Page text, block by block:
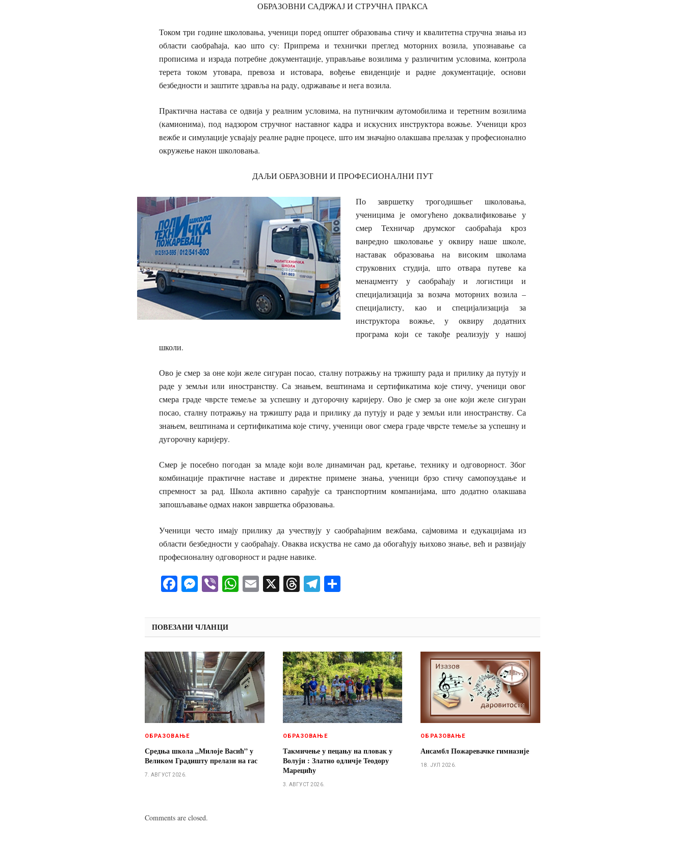
ОБРАЗОВНИ САДРЖАЈ И СТРУЧНА ПРАКСА
Током три године школовања, ученици поред општег образовања стичу и квалитетна стручна знања из
области саобраћаја, као што су: Припрема и технички преглед моторних возила, упознавање са
прописима и израда потребне документације, управљање возилима у различитим условима, контрола
терета током утовара, превоза и истовара, вођење евиденције и радне документације, основи
безбедности и заштите здравља на раду, одржавање и нега возила.
Практична настава се одвија у реалним условима, на путничким аутомобилима и теретним возилима
(камионима), под надзором стручног наставног кадра и искусних инструктора вожње. Ученици кроз
вежбе и симулације усвајају реалне радне процесе, што им значајно олакшава прелазак у професионално
окружење након школовања.
ДАЉИ ОБРАЗОВНИ И ПРОФЕСИОНАЛНИ ПУТ
По завршетку трогодишњег школовања,
ученицима је омогућено доквалификовање у
смер Техничар друмског саобраћаја кроз
ванредно школовање у оквиру наше школе,
наставак образовања на високим школама
струковних студија, што отвара путеве ка
менаџменту у саобраћају и логистици и
специјализација за возача моторних возила –
специјалисту, као и специјализација за
инструктора вожње, у оквиру додатних
програма који се такође реализују у нашој
школи.
Ово је смер за оне који желе сигуран посао, сталну потражњу на тржишту рада и прилику да путују и
раде у земљи или иностранству. Са знањем, вештинама и сертификатима које стичу, ученици овог
смера граде чврсте темеље за успешну и дугорочну каријеру. Ово је смер за оне који желе сигуран
посао, сталну потражњу на тржишту рада и прилику да путују и раде у земљи или иностранству. Са
знањем, вештинама и сертификатима које стичу, ученици овог смера граде чврсте темеље за успешну и
дугорочну каријеру.
Смер је посебно погодан за младе који воле динамичан рад, кретање, технику и одговорност. Због
комбинације практичне наставе и директне примене знања, ученици брзо стичу самопоуздање и
спремност за рад. Школа активно сарађује са транспортним компанијама, што додатно олакшава
запошљавање одмах након завршетка образовања.
Ученици често имају прилику да учествују у саобраћајним вежбама, сајмовима и едукацијама из
области безбедности у саобраћају. Оваква искуства не само да обогаћују њихово знање, већ и развијају
професионалну одговорност и радне навике.
Facebook
Messenger
ViberWhatsApp
Email
X ThreadsTelegram
ПОВЕЗАНИ ЧЛАНЦИ
ОБРАЗОВАЊЕ
Средња школа „Милоје Васић” у
Великом Градишту прелази на гас
7. АВГУСТ 2026.
ОБРАЗОВАЊЕ
Такмичење у пецању на пловак у
Волуји : Златно одличје Теодору
Марецићу
3. АВГУСТ 2026.
ОБРАЗОВАЊЕ
Ансамбл Пожаревачке гимнaзије
18. ЈУЛ 2026.
Comments are closed.